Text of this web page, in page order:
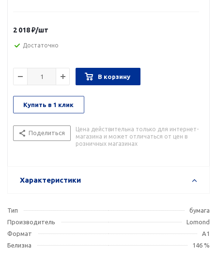
2 018₽/шт
Достаточно
В корзину
Купить в 1 клик
Поделиться
Цена действительна только для интернет-
магазина и может отличаться от цен в
розничных магазинах
Характеристики
Тип
бумага
Производитель
Lomond
Формат
A1
Белизна
146 %